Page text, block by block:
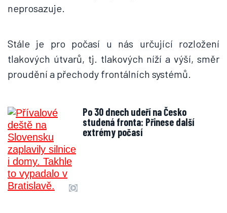
neprosazuje.
Stále je pro počasí u nás určující rozložení
tlakových útvarů, tj. tlakových níží a výší, směr
proudění a přechody frontálních systémů.
Po 30 dnech udeří na Česko
studená fronta: Přinese další
extrémy počasí